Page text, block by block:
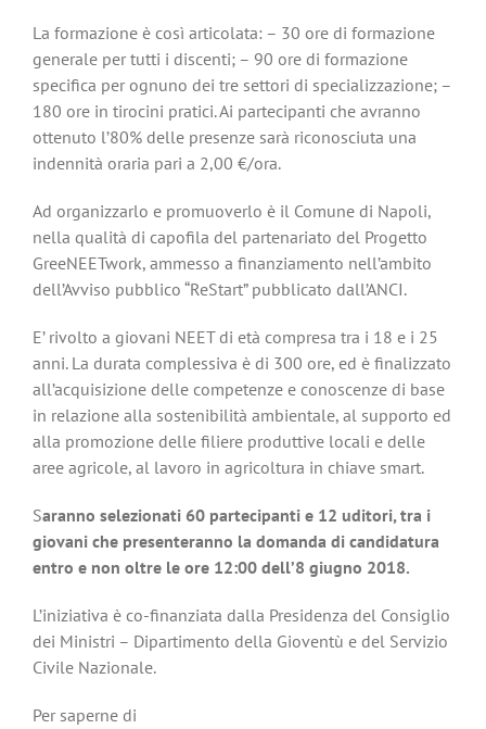
La formazione è così articolata: – 30 ore di formazione
generale per tutti i discenti; – 90 ore di formazione
specifica per ognuno dei tre settori di specializzazione; –
180 ore in tirocini pratici. Ai partecipanti che avranno
ottenuto l’80% delle presenze sarà riconosciuta una
indennità oraria pari a 2,00 €/ora.
Ad organizzarlo e promuoverlo è il Comune di Napoli,
nella qualità di capofila del partenariato del Progetto
GreeNEETwork, ammesso a finanziamento nell’ambito
dell’Avviso pubblico “ReStart” pubblicato dall’ANCI.
E’ rivolto a giovani NEET di età compresa tra i 18 e i 25
anni. La durata complessiva è di 300 ore, ed è finalizzato
all’acquisizione delle competenze e conoscenze di base
in relazione alla sostenibilità ambientale, al supporto ed
alla promozione delle filiere produttive locali e delle
aree agricole, al lavoro in agricoltura in chiave smart.
Saranno selezionati 60 partecipanti e 12 uditori, tra i
giovani che presenteranno la domanda di candidatura
entro e non oltre le ore 12:00 dell’8 giugno 2018.
L’iniziativa è co-finanziata dalla Presidenza del Consiglio
dei Ministri – Dipartimento della Gioventù e del Servizio
Civile Nazionale.
Per saperne di